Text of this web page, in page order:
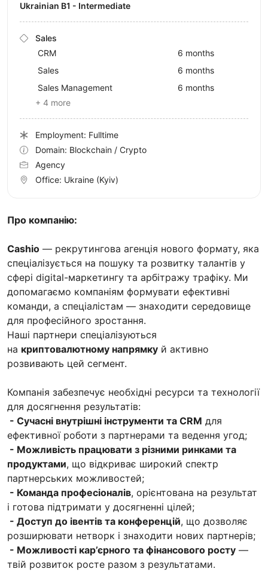
Про компанію:
Cashio — рекрутингова агенція нового формату, яка
спеціалізується на пошуку та розвитку талантів у
сфері digital-маркетингу та арбітражу трафіку. Ми
допомагаємо компаніям формувати ефективні
команди, а спеціалістам — знаходити середовище
для професійного зростання.
Наші партнери спеціалізуються
на криптовалютному напрямку й активно
розвивають цей сегмент.
Компанія забезпечує необхідні ресурси та технології
для досягнення результатів:
- Сучасні внутрішні інструменти та CRM для
ефективної роботи з партнерами та ведення угод;
- Можливість працювати з різними ринками та
продуктами, що відкриває широкий спектр
партнерських можливостей;
- Команда професіоналів, орієнтована на результат
і готова підтримати у досягненні цілей;
- Доступ до івентів та конференцій, що дозволяє
розширювати нетворк і знаходити нових партнерів;
- Можливості кар’єрного та фінансового росту —
твій розвиток росте разом з результатами.
Ukrainian B1 - Intermediate
Sales
CRM
6 months
Sales
6 months
Sales Management
6 months
+ 4 more
Employment: Fulltime
Domain: Blockchain / Crypto
Agency
Office: Ukraine (Kyiv)